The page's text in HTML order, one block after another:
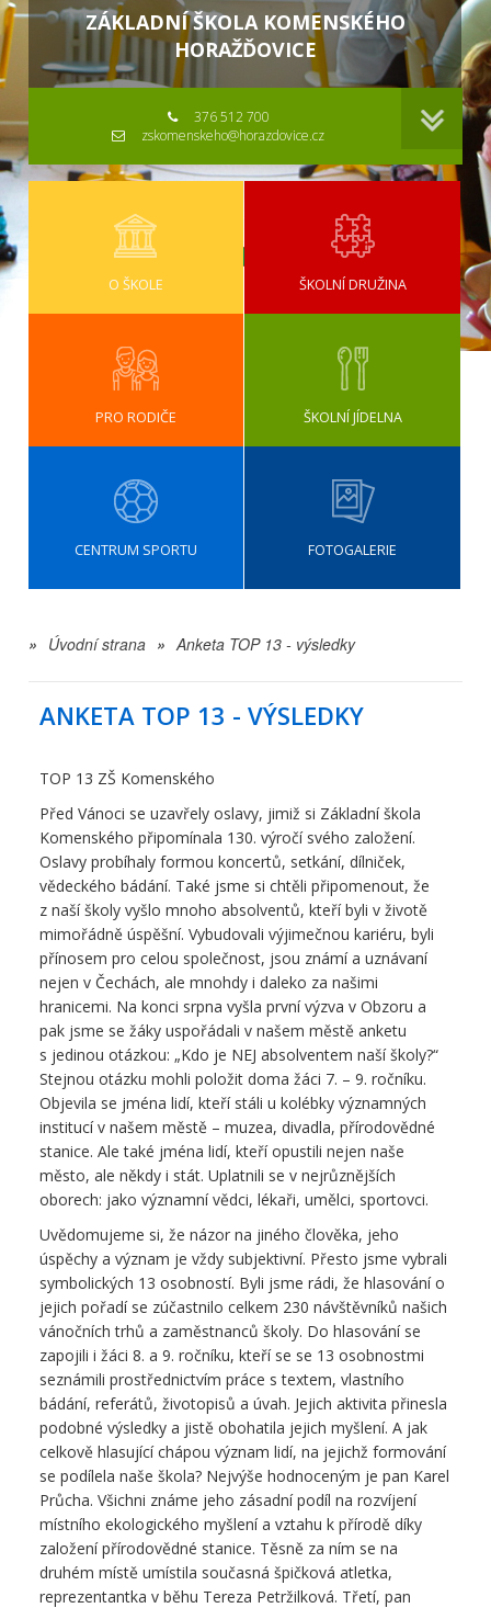
ZÁKLADNÍ ŠKOLA KOMENSKÉHO
HORAŽĎOVICE
376 512 700
zskomenskeho@horazdovice.cz
O ŠKOLE ŠKOLNÍ DRUŽINA
PRO RODIČE ŠKOLNÍ JÍDELNA
CENTRUM SPORTU FOTOGALERIE
» Úvodní strana » Anketa TOP 13 - výsledky
ANKETA TOP 13 - VÝSLEDKY
TOP 13 ZŠ Komenského
Před Vánoci se uzavřely oslavy, jimiž si Základní škola
Komenského připomínala 130. výročí svého založení.
Oslavy probíhaly formou koncertů, setkání, dílniček,
vědeckého bádání. Také jsme si chtěli připomenout, že
z naší školy vyšlo mnoho absolventů, kteří byli v životě
mimořádně úspěšní. Vybudovali výjimečnou kariéru, byli
přínosem pro celou společnost, jsou známí a uznávaní
nejen v Čechách, ale mnohdy i daleko za našimi
hranicemi. Na konci srpna vyšla první výzva v Obzoru a
pak jsme se žáky uspořádali v našem městě anketu
s jedinou otázkou: „Kdo je NEJ absolventem naší školy?“
Stejnou otázku mohli položit doma žáci 7. – 9. ročníku.
Objevila se jména lidí, kteří stáli u kolébky významných
institucí v našem městě – muzea, divadla, přírodovědné
stanice. Ale také jména lidí, kteří opustili nejen naše
město, ale někdy i stát. Uplatnili se v nejrůznějších
oborech: jako významní vědci, lékaři, umělci, sportovci.
Uvědomujeme si, že názor na jiného člověka, jeho
úspěchy a význam je vždy subjektivní. Přesto jsme vybrali
symbolických 13 osobností. Byli jsme rádi, že hlasování o
jejich pořadí se zúčastnilo celkem 230 návštěvníků našich
vánočních trhů a zaměstnanců školy. Do hlasování se
zapojili i žáci 8. a 9. ročníku, kteří se se 13 osobnostmi
seznámili prostřednictvím práce s textem, vlastního
bádání, referátů, životopisů a úvah. Jejich aktivita přinesla
podobné výsledky a jistě obohatila jejich myšlení. A jak
celkově hlasující chápou význam lidí, na jejichž formování
se podílela naše škola? Nejvýše hodnoceným je pan Karel
Průcha. Všichni známe jeho zásadní podíl na rozvíjení
místního ekologického myšlení a vztahu k přírodě díky
založení přírodovědné stanice. Těsně za ním se na
druhém místě umístila současná špičková atletka,
reprezentantka v běhu Tereza Petržilková. Třetí, pan